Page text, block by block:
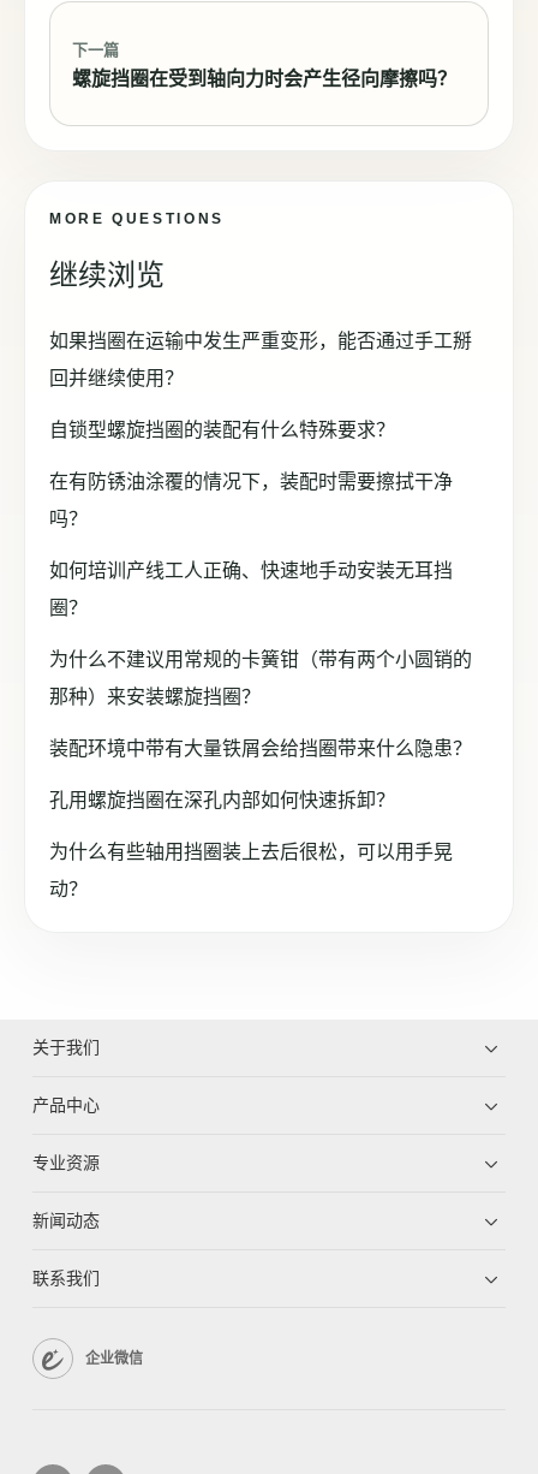
下一篇
螺旋挡圈在受到轴向力时会产生径向摩擦吗？
MORE QUESTIONS
继续浏览
如果挡圈在运输中发生严重变形，能否通过手工掰
回并继续使用？
自锁型螺旋挡圈的装配有什么特殊要求？
在有防锈油涂覆的情况下，装配时需要擦拭干净
吗？
如何培训产线工人正确、快速地手动安装无耳挡
圈？
为什么不建议用常规的卡簧钳（带有两个小圆销的
那种）来安装螺旋挡圈？
装配环境中带有大量铁屑会给挡圈带来什么隐患？
孔用螺旋挡圈在深孔内部如何快速拆卸？
为什么有些轴用挡圈装上去后很松，可以用手晃
动？
关于我们
产品中心
专业资源
新闻动态
联系我们
企业微信